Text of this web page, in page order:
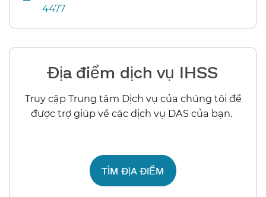
4477​​
Địa điểm dịch vụ IHSS​​
Truy cập Trung tâm Dịch vụ của chúng tôi để
được trợ giúp về các dịch vụ DAS của bạn.​​
TÌM ĐỊA ĐIỂM​​